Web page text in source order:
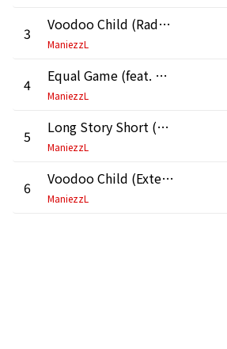
3 Voodoo Child (Radio Mix)
ManiezzL
4 Equal Game (feat. David Lageder) [Extended Mix]
ManiezzL
5 Long Story Short (Extended Mix)
ManiezzL
6 Voodoo Child (Extended Mix)
ManiezzL